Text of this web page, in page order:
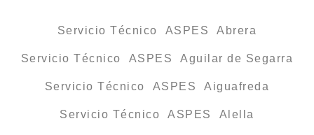
Servicio Técnico ASPES Abrera
Servicio Técnico ASPES Aguilar de Segarra
Servicio Técnico ASPES Aiguafreda
Servicio Técnico ASPES Alella